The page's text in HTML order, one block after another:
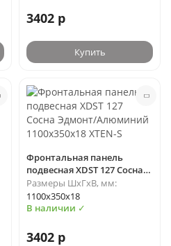
3402 р
Купить
Фронтальная панель
подвесная XDST 127 Сосна
Эдмонт/Алюминий
1100х350х18 XTEN-S
Размеры ШхГхВ, мм:
1100х350х18
В наличии ✓
3402 р